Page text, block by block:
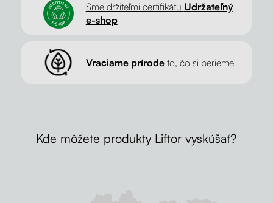
Sme držiteľmi certifikátu Udržateľný
e-shop
Vraciame prírodeto, čo si berieme
Kde môžete produkty Liftor vyskúšať?